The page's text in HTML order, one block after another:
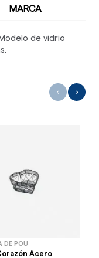
MARCA
de vidrio
DE POU
Acero
‹ ›